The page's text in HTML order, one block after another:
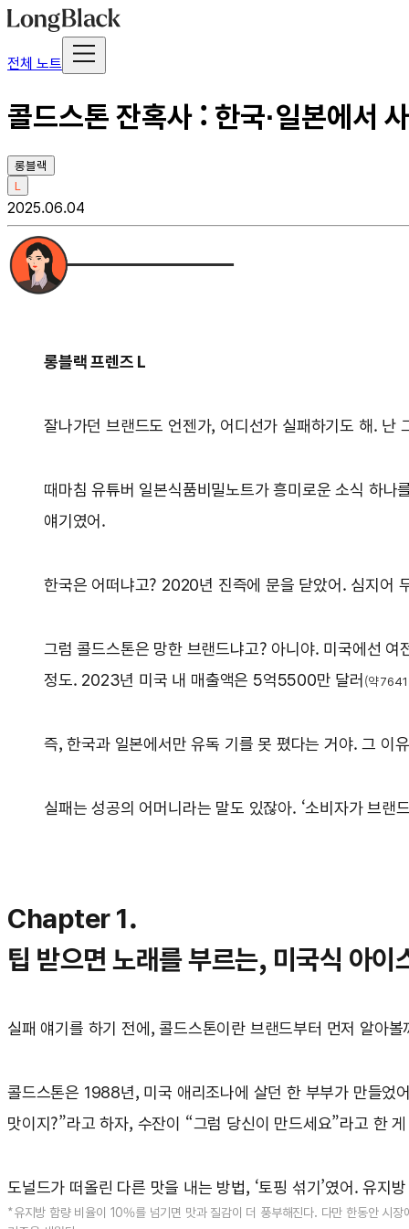
전체 노트
콜드스톤 잔혹사 : 한국·일본에서
롱블랙
L
2025.06.04
롱블랙 프렌즈 L
잘나가던 브랜드도 언젠가, 어디선가 실패하기도 해. 난
때마침 유튜버 일본식품비밀노트가 흥미로운 소식 하
얘기였어.
한국은 어떠냐고? 2020년 진즉에 문을 닫았어. 심지어
그럼 콜드스톤은 망한 브랜드냐고? 아니야. 미국에선
정도. 2023년 미국 내 매출액은 5억5500만 달러 (약 7641
즉, 한국과 일본에서만 유독 기를 못 폈다는 거야. 그 이
실패는 성공의 어머니라는 말도 있잖아. ‘소비자가 브랜
Chapter 1.
팁 받으면 노래를 부르는, 미국식 아이
실패 얘기를 하기 전에, 콜드스톤이란 브랜드부터 먼저 알아볼
콜드스톤은 1988년, 미국 애리조나에 살던 한 부부가 만들었
맛이지?”라고 하자, 수잔이 “그럼 당신이 만드세요”라고 한
도널드가 떠올린 다른 맛을 내는 방법, ‘토핑 섞기’였어. 유지
*유지방 함량 비율이 10%를 넘기면 맛과 질감이 더 풍부해진다. 다만 한동안 시